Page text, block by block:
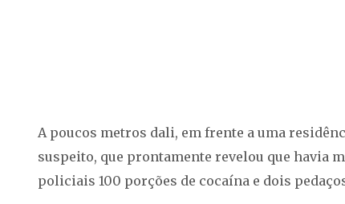
A poucos metros dali, em frente a uma
suspeito, que prontamente revelou que havia
policiais 100 porções de cocaína e dois